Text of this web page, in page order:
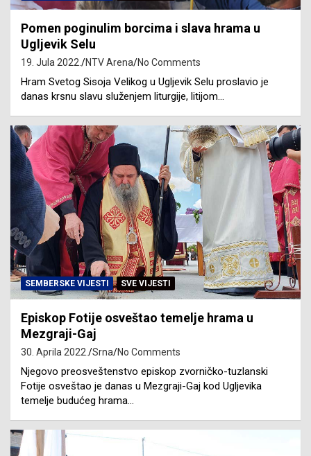
Pomen poginulim borcima i slava hrama u
Ugljevik Selu
19. Jula 2022. NTV Arena No Comments
Hram Svetog Sisoja Velikog u Ugljevik Selu proslavio je
danas krsnu slavu služenjem liturgije, litijom…
SEMBERSKE VIJESTI SVE VIJESTI
Episkop Fotije osveštao temelje hrama u
Mezgraji-Gaj
30. Aprila 2022. Srna No Comments
Njegovo preosveštenstvo episkop zvorničko-tuzlanski
Fotije osveštao je danas u Mezgraji-Gaj kod Ugljevika
temelje budućeg hrama…